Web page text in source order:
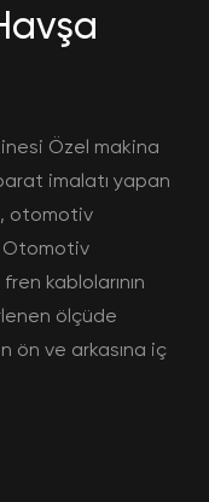
Özel makina
imalatı yapan
otomotiv
Otomotiv
kablolarının
ölçüde
ön ve arkasına iç